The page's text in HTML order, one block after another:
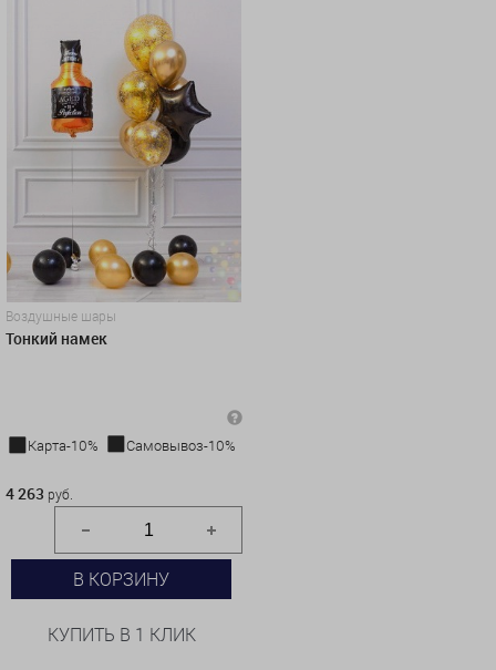
Воздушные шары
Тонкий намек
Карта-10%
Самовывоз-10%
4 263 руб.
В КОРЗИНУ
КУПИТЬ В 1 КЛИК